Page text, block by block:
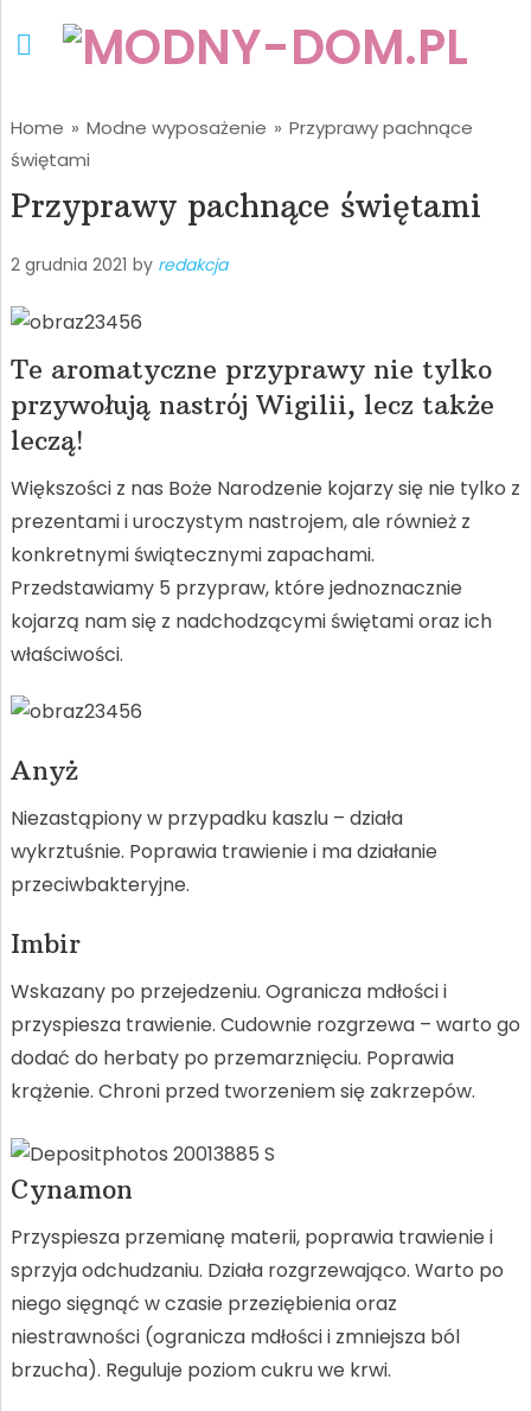
Home » Modne wyposażenie » Przyprawy pachnące
świętami
Przyprawy pachnące świętami
2 grudnia 2021 by redakcja
Te aromatyczne przyprawy nie tylko
przywołują nastrój Wigilii, lecz także
leczą!
Większości z nas Boże Narodzenie kojarzy się nie tylko z
prezentami i uroczystym nastrojem, ale również z
konkretnymi świątecznymi zapachami.
Przedstawiamy 5 przypraw, które jednoznacznie
kojarzą nam się z nadchodzącymi świętami oraz ich
właściwości.
Anyż
Niezastąpiony w przypadku kaszlu – działa
wykrztuśnie. Poprawia trawienie i ma działanie
przeciwbakteryjne.
Imbir
Wskazany po przejedzeniu. Ogranicza mdłości i
przyspiesza trawienie. Cudownie rozgrzewa – warto go
dodać do herbaty po przemarznięciu. Poprawia
krążenie. Chroni przed tworzeniem się zakrzepów.
Cynamon
Przyspiesza przemianę materii, poprawia trawienie i
sprzyja odchudzaniu. Działa rozgrzewająco. Warto po
niego sięgnąć w czasie przeziębienia oraz
niestrawności (ogranicza mdłości i zmniejsza ból
brzucha). Reguluje poziom cukru we krwi.